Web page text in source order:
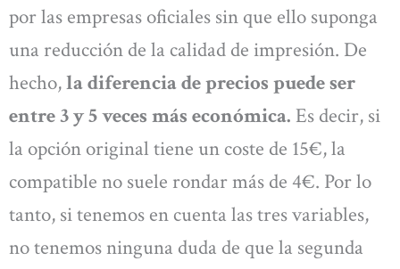
por las empresas oficiales sin que ello suponga
una reducción de la calidad de impresión. De
hecho,la diferencia de precios puede ser
entre 3 y 5 veces más económica. Es decir, si
la opción original tiene un coste de 15€, la
compatible no suele rondar más de 4€. Por lo
tanto, si tenemos en cuenta las tres variables,
no tenemos ninguna duda de que la segunda